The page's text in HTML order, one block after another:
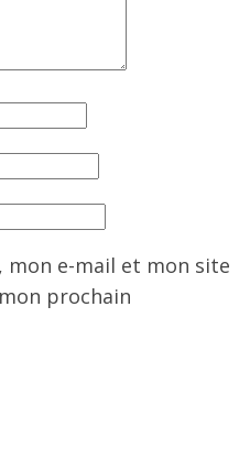
mon e-mail et mon site
prochain